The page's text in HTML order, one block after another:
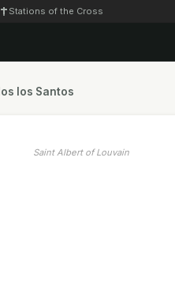
Stations of the Cross
los Santos
Saint Albert of Louvain